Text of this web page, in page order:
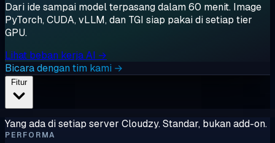
Dari ide sampai model terpasang dalam 60 menit. Image
PyTorch, CUDA, vLLM, dan TGI siap pakai di setiap tier
GPU.
Lihat beban kerja AI →
Bicara dengan tim kami →
Fitur
Yang ada di setiap server Cloudzy. Standar, bukan add-on.
PERFORMA